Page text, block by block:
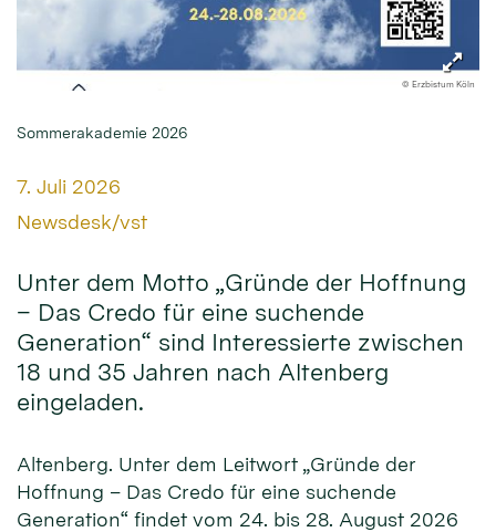
© Erzbistum Köln
Sommerakademie 2026
Datum:
7. Juli 2026
Von:
Newsdesk/vst
Unter dem Motto „Gründe der Hoffnung
– Das Credo für eine suchende
Generation“ sind Interessierte zwischen
18 und 35 Jahren nach Altenberg
eingeladen.
Altenberg. Unter dem Leitwort „Gründe der
Hoffnung – Das Credo für eine suchende
Generation“ findet vom 24. bis 28. August 2026